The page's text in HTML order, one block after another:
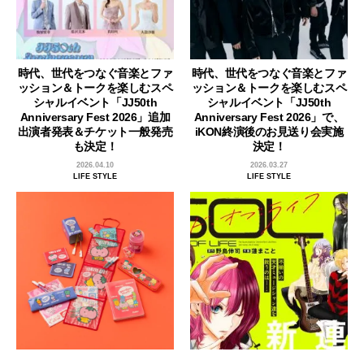
時代、世代をつなぐ音楽とファ
ッション＆トークを楽しむスペ
シャルイベント「JJ50th
Anniversary Fest 2026」追加
出演者発表＆チケット一般発売
も決定！
2026.04.10
LIFE STYLE
時代、世代をつなぐ音楽とファ
ッション＆トークを楽しむスペ
シャルイベント「JJ50th
Anniversary Fest 2026」で、
iKON終演後のお見送り会実施
決定！
2026.03.27
LIFE STYLE